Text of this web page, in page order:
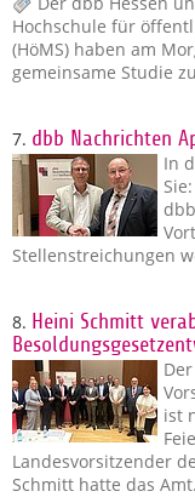
Hochschule für
(HöMS) haben am
gemeinsame Studie
7. dbb Nachrichten
In
Stellenstreichungen
8. Heini Schmitt
ist
Landesvorsitzender
Schmitt hatte das